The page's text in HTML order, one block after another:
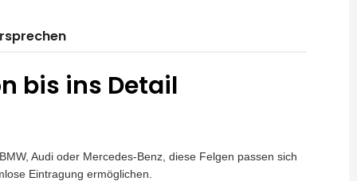
bis ins Detail
Audi oder Mercedes-Benz, diese Felgen passen sich
Eintragung ermöglichen.